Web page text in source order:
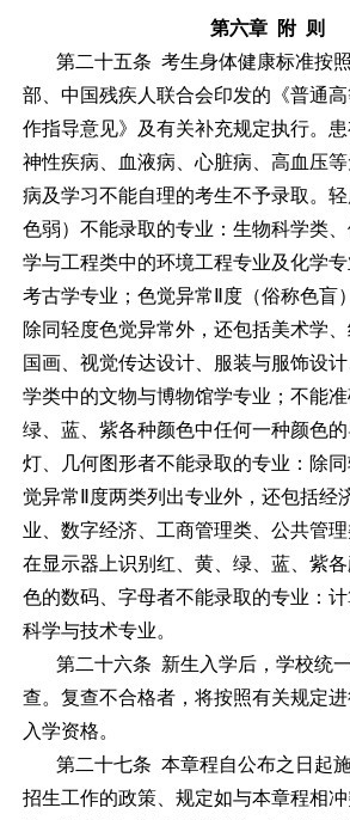
第六章 附 则
第二十五条 考生身体健康标准按照
部、中国残疾人联合会印发的《普通
作指导意见》及有关补充规定执行。
神性疾病、血液病、心脏病、高血压
病及学习不能自理的考生不予录取。
色弱）不能录取的专业：生物科学类
学与工程类中的环境工程专业及化学
考古学专业；色觉异常Ⅱ度（俗称色盲
除同轻度色觉异常外，还包括美术学
国画、视觉传达设计、服装与服饰设
学类中的文物与博物馆学专业；不能准
绿、蓝、紫各种颜色中任何一种颜色
灯、几何图形者不能录取的专业：除
觉异常Ⅱ度两类列出专业外，还包括经
业、数字经济、工商管理类、公共管
在显示器上识别红、黄、绿、蓝、紫
色的数码、字母者不能录取的专业：
科学与技术专业。
第二十六条 新生入学后，学校统一
查。复查不合格者，将按照有关规定
入学资格。
第二十七条 本章程自公布之日起施
招生工作的政策、规定如与本章程相